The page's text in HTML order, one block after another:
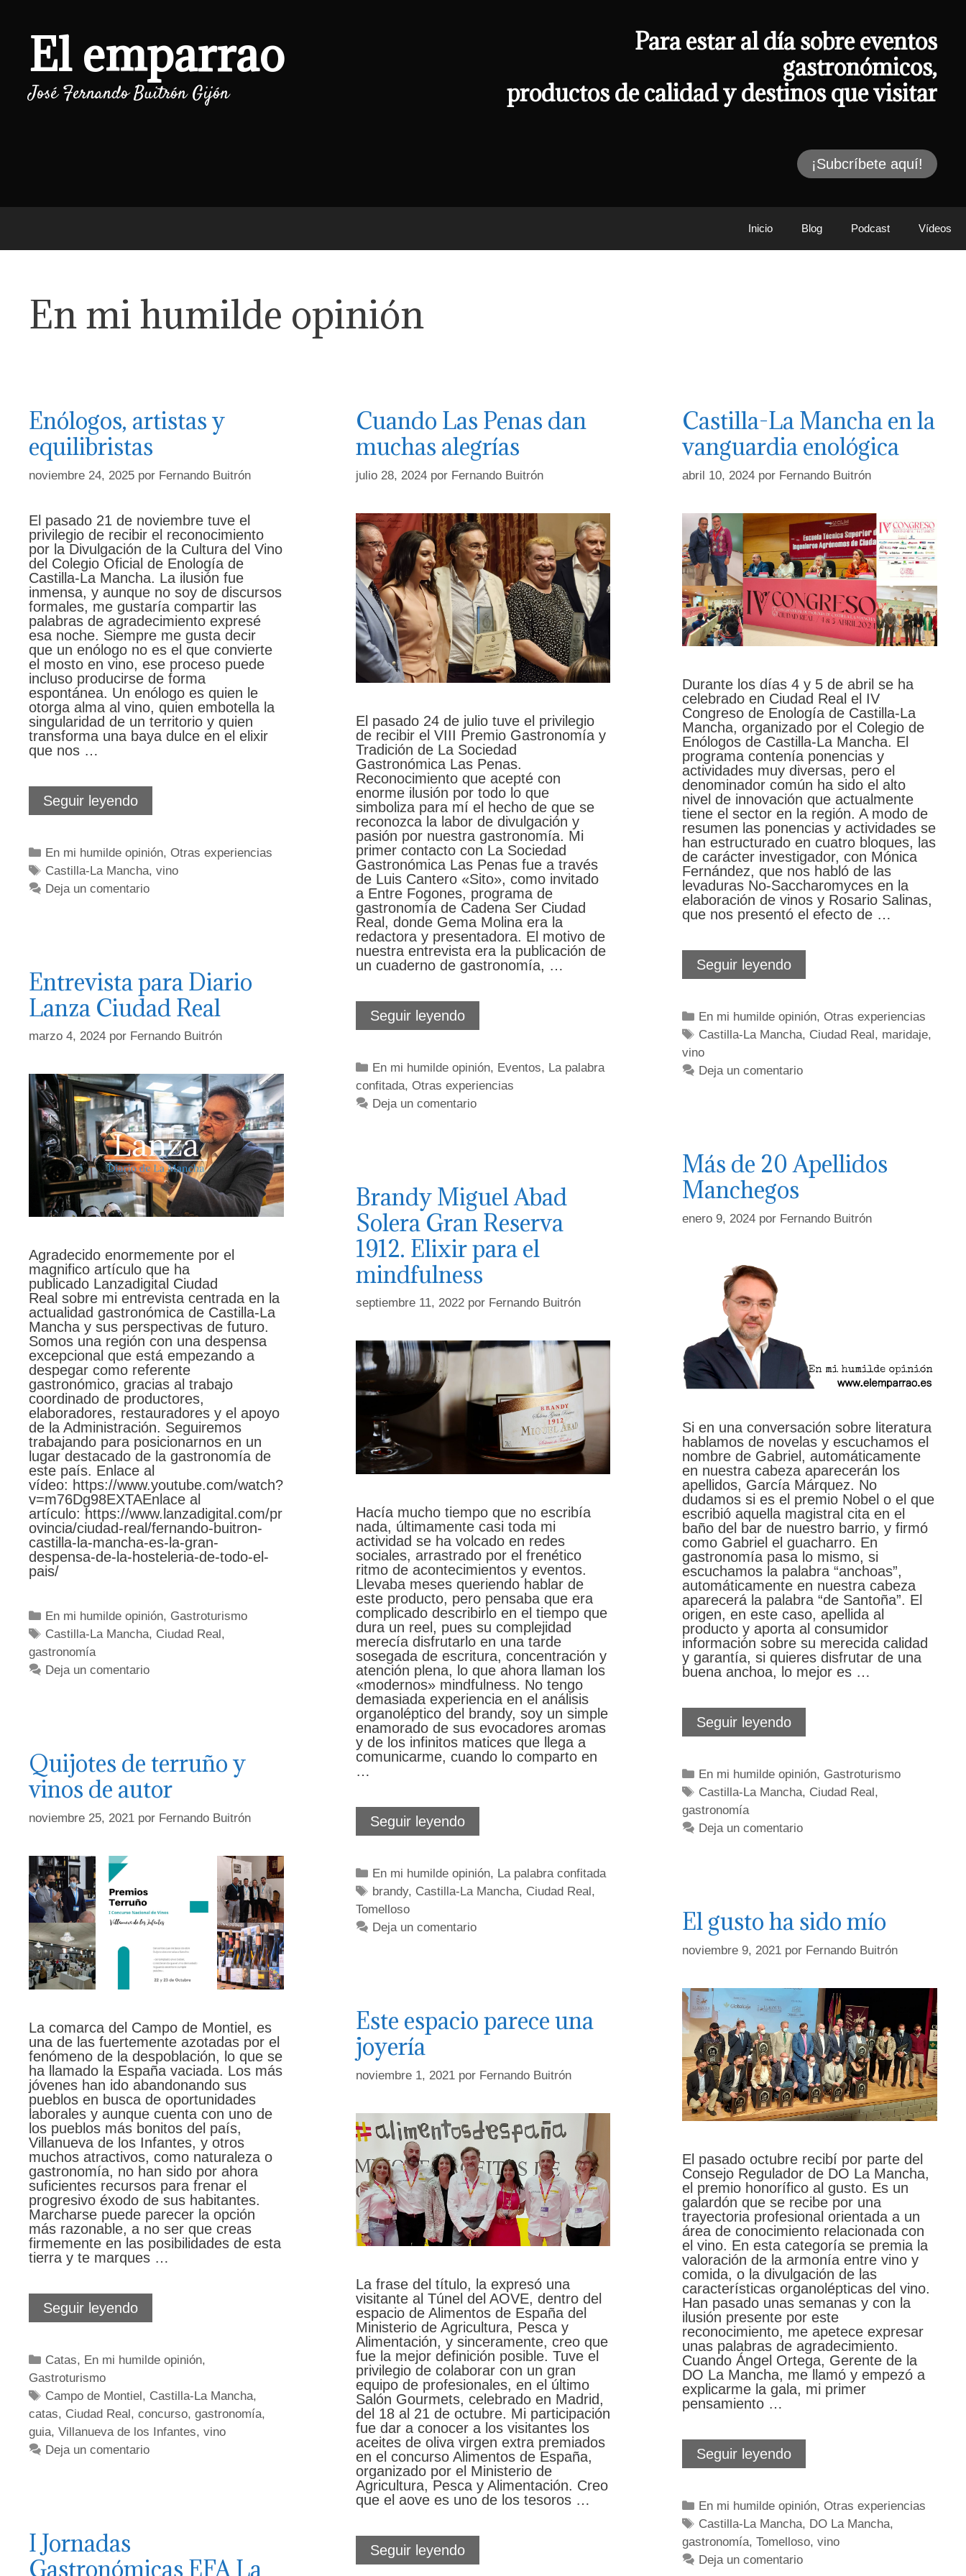
contenido
Para estar al día sobre eventos
gastronómicos,
productos de calidad y destinos que visitar
¡Subcríbete aquí!
El emparrao
José Fernando Buitrón Gijón
Inicio Blog Podcast Vídeos
En mi humilde opinión
Enólogos, artistas y
equilibristas
noviembre 24, 2025 por Fernando Buitrón
El pasado 21 de noviembre tuve el
privilegio de recibir el reconocimiento
por la Divulgación de la Cultura del Vino
del Colegio Oficial de Enología de
Castilla-La Mancha. La ilusión fue
inmensa, y aunque no soy de discursos
formales, me gustaría compartir las
palabras de agradecimiento expresé
esa noche. Siempre me gusta decir
que un enólogo no es el que convierte
el mosto en vino, ese proceso puede
incluso producirse de forma
espontánea. Un enólogo es quien le
otorga alma al vino, quien embotella la
singularidad de un territorio y quien
transforma una baya dulce en el elixir
que nos …
Seguir leyendoEnólogos,
artistas
Categorías
En mi humilde opinión,Otras experiencias
Etiquetas
Castilla-La Mancha,vino
Deja un comentario
Cuando Las Penas dan
muchas alegrías
julio 28, 2024 por Fernando Buitrón
El pasado 24 de julio tuve el privilegio
de recibir el VIII Premio Gastronomía y
Tradición de La Sociedad
Gastronómica Las Penas.
Reconocimiento que acepté con
enorme ilusión por todo lo que
simboliza para mí el hecho de que se
reconozca la labor de divulgación y
pasión por nuestra gastronomía. Mi
primer contacto con La Sociedad
Gastronómica Las Penas fue a través
de Luis Cantero «Sito», como invitado
a Entre Fogones, programa de
gastronomía de Cadena Ser Ciudad
Real, donde Gema Molina era la
redactora y presentadora. El motivo de
nuestra entrevista era la publicación de
un cuaderno de gastronomía, …
Seguir leyendoCuando
Las
muchas
alegrías
Categorías
En mi humilde opinión, Eventos, La palabra
confitada, Otras experiencias
Deja un comentario
Castilla-La Mancha en la
vanguardia enológica
abril 10, 2024 por Fernando Buitrón
Durante los días 4 y 5 de abril se ha
celebrado en Ciudad Real el IV
Congreso de Enología de Castilla-La
Mancha, organizado por el Colegio de
Enólogos de Castilla-La Mancha. El
programa contenía ponencias y
actividades muy diversas, pero el
denominador común ha sido el alto
nivel de innovación que actualmente
tiene el sector en la región. A modo de
resumen las ponencias y actividades se
han estructurado en cuatro bloques, las
de carácter investigador, con Mónica
Fernández, que nos habló de las
levaduras No-Saccharomyces en la
elaboración de vinos y Rosario Salinas,
que nos presentó el efecto de …
Seguir leyendoCastilla-
La
la
vanguardia
Categorías
En mi humilde opinión,Otras experiencias
Etiquetas
Castilla-La Mancha, Ciudad Real, maridaje,
vino
Deja un comentario
Entrevista para Diario
Lanza Ciudad Real
marzo 4, 2024 por Fernando Buitrón
Agradecido enormemente por el
magnifico artículo que ha
publicado Lanzadigital Ciudad
Real sobre mi entrevista centrada en la
actualidad gastronómica de Castilla-La
Mancha y sus perspectivas de futuro.
Somos una región con una despensa
excepcional que está empezando a
despegar como referente
gastronómico, gracias al trabajo
coordinado de productores,
elaboradores, restauradores y el apoyo
de la Administración. Seguiremos
trabajando para posicionarnos en un
lugar destacado de la gastronomía de
este país. Enlace al
vídeo: https://www.youtube.com/watch?
v=m76Dg98EXTAEnlace al
artículo: https://www.lanzadigital.com/pr
ovincia/ciudad-real/fernando-buitron-
castilla-la-mancha-es-la-gran-
despensa-de-la-hosteleria-de-todo-el-
pais/
Categorías
En mi humilde opinión, Gastroturismo
Etiquetas
Castilla-La Mancha, Ciudad Real ,
gastronomía
Deja un comentario
Más de 20 Apellidos
Manchegos
enero 9, 2024 por Fernando Buitrón
Si en una conversación sobre literatura
hablamos de novelas y escuchamos el
nombre de Gabriel, automáticamente
en nuestra cabeza aparecerán los
apellidos, García Márquez. No
dudamos si es el premio Nobel o el que
escribió aquella magistral cita en el
baño del bar de nuestro barrio, y firmó
como Gabriel el guacharro. En
gastronomía pasa lo mismo, si
escuchamos la palabra “anchoas”,
automáticamente en nuestra cabeza
aparecerá la palabra “de Santoña”. El
origen, en este caso, apellida al
producto y aporta al consumidor
información sobre su merecida calidad
y garantía, si quieres disfrutar de una
buena anchoa, lo mejor es …
Seguir leyendoMás
de
Manchegos
Categorías
En mi humilde opinión, Gastroturismo
Etiquetas
Castilla-La Mancha, Ciudad Real ,
gastronomía
Deja un comentario
Brandy Miguel Abad
Solera Gran Reserva
1912. Elixir para el
mindfulness
septiembre 11, 2022 por Fernando Buitrón
Hacía mucho tiempo que no escribía
nada, últimamente casi toda mi
actividad se ha volcado en redes
sociales, arrastrado por el frenético
ritmo de acontecimientos y eventos.
Llevaba meses queriendo hablar de
este producto, pero pensaba que era
complicado describirlo en el tiempo que
dura un reel, pues su complejidad
merecía disfrutarlo en una tarde
sosegada de escritura, concentración y
atención plena, lo que ahora llaman los
«modernos» mindfulness. No tengo
demasiada experiencia en el análisis
organoléptico del brandy, soy un simple
enamorado de sus evocadores aromas
y de los infinitos matices que llega a
comunicarme, cuando lo comparto en
…
Seguir leyendoBrandy
Miguel
Gran
Reserva
Elixir
para
Categorías
En mi humilde opinión, La palabra confitada
Etiquetas
brandy, Castilla-La Mancha, Ciudad Real,
Tomelloso
Deja un comentario
Quijotes de terruño y
vinos de autor
noviembre 25, 2021 por Fernando Buitrón
La comarca del Campo de Montiel, es
una de las fuertemente azotadas por el
fenómeno de la despoblación, lo que se
ha llamado la España vaciada. Los más
jóvenes han ido abandonando sus
pueblos en busca de oportunidades
laborales y aunque cuenta con uno de
los pueblos más bonitos del país,
Villanueva de los Infantes, y otros
muchos atractivos, como naturaleza o
gastronomía, no han sido por ahora
suficientes recursos para frenar el
progresivo éxodo de sus habitantes.
Marcharse puede parecer la opción
más razonable, a no ser que creas
firmemente en las posibilidades de esta
tierra y te marques …
Seguir leyendoQuijotes
de
vinos
autor
Categorías
Catas, En mi humilde opinión,
Gastroturismo
Etiquetas
Campo de Montiel, Castilla-La Mancha,
catas, Ciudad Real, concurso, gastronomía,
guia, Villanueva de los Infantes, vino
Deja un comentario
El gusto ha sido mío
noviembre 9, 2021 por Fernando Buitrón
El pasado octubre recibí por parte del
Consejo Regulador de DO La Mancha,
el premio honorífico al gusto. Es un
galardón que se recibe por una
trayectoria profesional orientada a un
área de conocimiento relacionada con
el vino. En esta categoría se premia la
valoración de la armonía entre vino y
comida, o la divulgación de las
características organolépticas del vino.
Han pasado unas semanas y con la
ilusión presente por este
reconocimiento, me apetece expresar
unas palabras de agradecimiento.
Cuando Ángel Ortega, Gerente de la
DO La Mancha, me llamó y empezó a
explicarme la gala, mi primer
pensamiento …
Seguir leyendoEl
gusto
mío
Categorías
En mi humilde opinión,Otras experiencias
Etiquetas
Castilla-La Mancha, DO La Mancha,
gastronomía,Tomelloso,vino
Deja un comentario
Este espacio parece una
joyería
noviembre 1, 2021 por Fernando Buitrón
La frase del título, la expresó una
visitante al Túnel del AOVE, dentro del
espacio de Alimentos de España del
Ministerio de Agricultura, Pesca y
Alimentación, y sinceramente, creo que
fue la mejor definición posible. Tuve el
privilegio de colaborar con un gran
equipo de profesionales, en el último
Salón Gourmets, celebrado en Madrid,
del 18 al 21 de octubre. Mi participación
fue dar a conocer a los visitantes los
aceites de oliva virgen extra premiados
en el concurso Alimentos de España,
organizado por el Ministerio de
Agricultura, Pesca y Alimentación. Creo
que el aove es uno de los tesoros …
Seguir leyendoEste
espacio
I Jornadas
Gastronómicas EFA La